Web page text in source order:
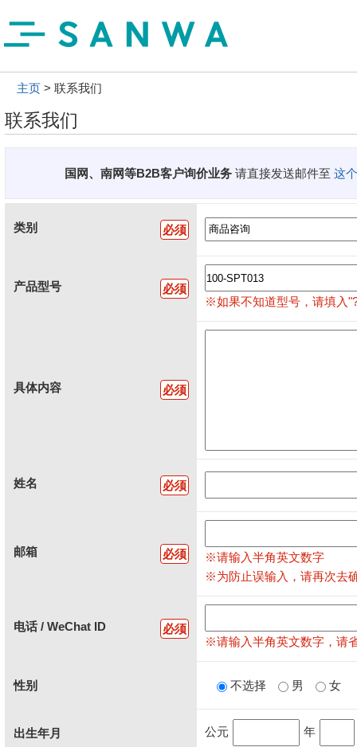
主页 联系我们
联系我们
国网、南网等B2B客户询价业务请直接发送邮件至 这
类别 必须
产品型号
必须
※如果不知道型号，请填入
具体内容 必须
姓名 必须
邮箱 必须
※请输入半角英文数字
※为防止误输入，请再次去
电话 / WeChat ID
必须
※请输入半角英文数字，请
性别 不选择 男 女
出生年月 公元 年